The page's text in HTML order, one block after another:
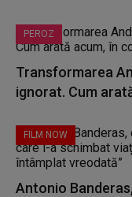
PEROZ
Transformarea
ignorat. Cum
FILM NOW
Antonio